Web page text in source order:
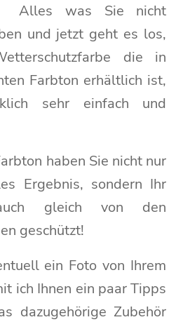
Alles was Sie nicht
und jetzt geht es los,
die in
Farbton erhältlich ist,
sehr einfach und
haben Sie nicht nur
Ergebnis, sondern Ihr
gleich von den
geschützt!
ein Foto von Ihrem
ich Ihnen ein paar Tipps
dazugehörige Zubehör